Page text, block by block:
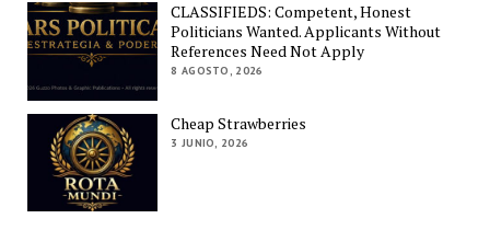
CLASSIFIEDS: Competent, Honest
Politicians Wanted. Applicants Without
References Need Not Apply
8 AGOSTO, 2026
Cheap Strawberries
3 JUNIO, 2026